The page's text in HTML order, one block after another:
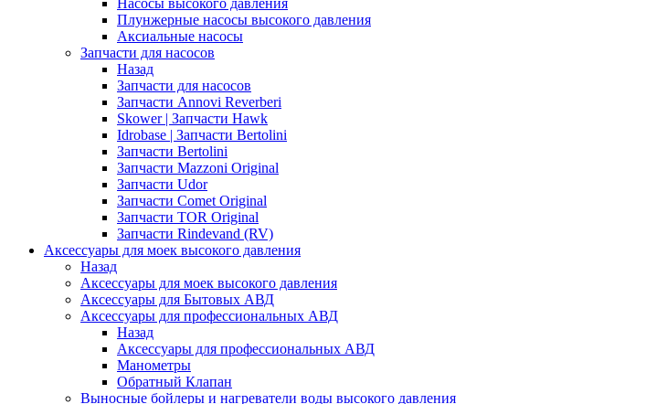
Насосы высокого давления
Плунжерные насосы высокого давления
Аксиальные насосы
Запчасти для насосов
Назад
Запчасти для насосов
Запчасти Annovi Reverberi
Skower | Запчасти Hawk
Idrobase | Запчасти Bertolini
Запчасти Bertolini
Запчасти Mazzoni Original
Запчасти Udor
Запчасти Comet Original
Запчасти TOR Original
Запчасти Rindevand (RV)
Аксессуары для моек высокого давления
Назад
Аксессуары для моек высокого давления
Аксессуары для Бытовых АВД
Аксессуары для профессиональных АВД
Назад
Аксессуары для профессиональных АВД
Манометры
Обратный Клапан
Выносные бойлеры и нагреватели воды высокого давления